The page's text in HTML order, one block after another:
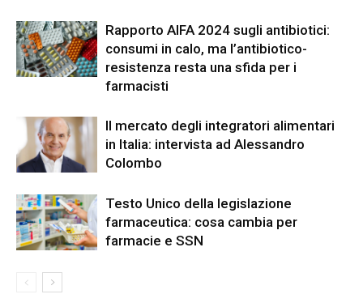
Rapporto AIFA 2024 sugli antibiotici:
consumi in calo, ma l’antibiotico-
resistenza resta una sfida per i
farmacisti
Il mercato degli integratori alimentari
in Italia: intervista ad Alessandro
Colombo
Testo Unico della legislazione
farmaceutica: cosa cambia per
farmacie e SSN